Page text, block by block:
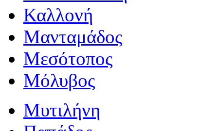
Καλλονή
Μανταμάδος
Μεσότοπος
Μόλυβος
Μυτιλήνη